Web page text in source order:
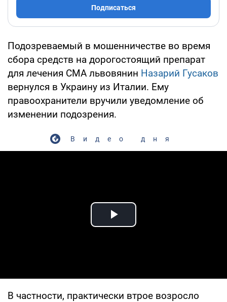
Подписаться
Подозреваемый в мошенничестве во время
сбора средств на дорогостоящий препарат
для лечения СМА львовянин Назарий Гусаков
вернулся в Украину из Италии. Ему
правоохранители вручили уведомление об
изменении подозрения.
Видео дня
Play Video
В частности, практически втрое возросло